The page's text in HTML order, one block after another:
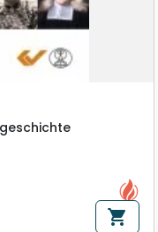
shopping_cart